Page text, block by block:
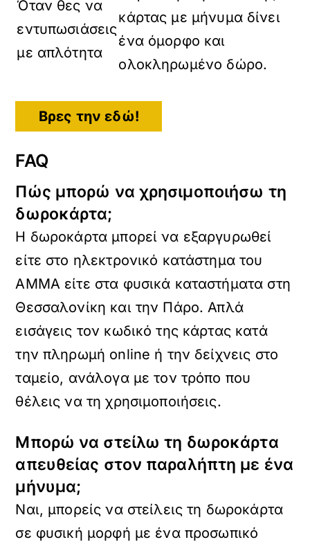
Όταν θες να
εντυπωσιάσεις
με απλότητα
κάρτας με μήνυμα δίνει
ένα όμορφο και
ολοκληρωμένο δώρο.
Βρες την εδώ!
FAQ
Πώς μπορώ να χρησιμοποιήσω τη
δωροκάρτα;
Η δωροκάρτα μπορεί να εξαργυρωθεί
είτε στο ηλεκτρονικό κατάστημα του
AMMA είτε στα φυσικά καταστήματα στη
Θεσσαλονίκη και την Πάρο. Απλά
εισάγεις τον κωδικό της κάρτας κατά
την πληρωμή online ή την δείχνεις στο
ταμείο, ανάλογα με τον τρόπο που
θέλεις να τη χρησιμοποιήσεις.
Μπορώ να στείλω τη δωροκάρτα
απευθείας στον παραλήπτη με ένα
μήνυμα;
Ναι, μπορείς να στείλεις τη δωροκάρτα
σε φυσική μορφή με ένα προσωπικό